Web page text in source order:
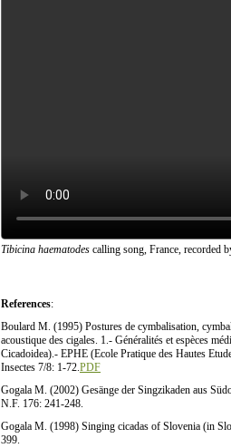
Tibicina haematodes calling song, France, recorded
References:
Boulard M. (1995) Postures de cymbalisation,
acoustique des cigales. 1.- Généralités et espèces
Cicadoidea).- EPHE (Ecole Pratique des Hautes
Insectes 7/8: 1-72.PDF
Gogala M. (2002) Gesänge der Singzikaden aus
N.F. 176: 241-248.
Gogala M. (1998) Singing cicadas of Slovenia (in
399.